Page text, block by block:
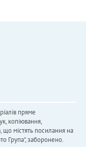
пряме
копіювання,
що містять посилання на
Група", заборонено.